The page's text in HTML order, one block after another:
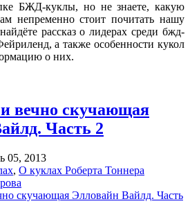
БЖД-куклы, но не знаете, какую
непременно стоит почитать нашу
рассказ о лидерах среди бжд-
а также особенности кукол
о них.
вечно скучающая
Часть 2
05, 2013
, О куклах Роберта Тоннера